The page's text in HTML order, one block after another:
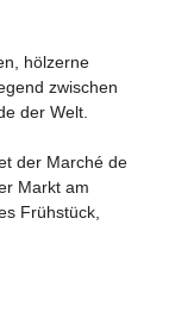
hölzerne
zwischen
der Welt.
der Marché de
Markt am
Frühstück,